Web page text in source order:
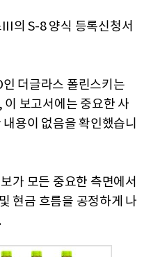
의 S-8 양식 등록신청서
더글라스 폴린스키는
보고서에는 중요한 사
용이 없음을 확인했습니
가 모든 중요한 측면에서
현금 흐름을 공정하게 나